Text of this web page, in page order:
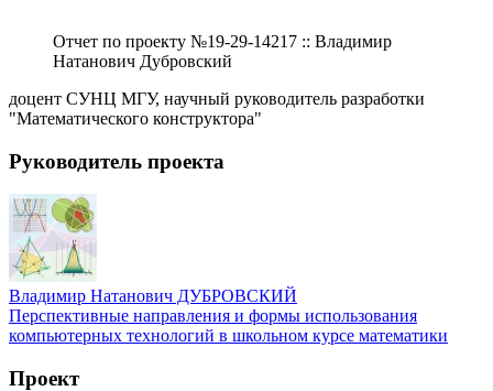
Отчет по проекту №19-29-14217 :: Владимир
Натанович Дубровский
доцент СУНЦ МГУ, научный руководитель разработки
"Математического конструктора"
Руководитель проекта
Владимир Натанович ДУБРОВСКИЙ
Перспективные направления и формы использования
компьютерных технологий в школьном курсе математики
Проект